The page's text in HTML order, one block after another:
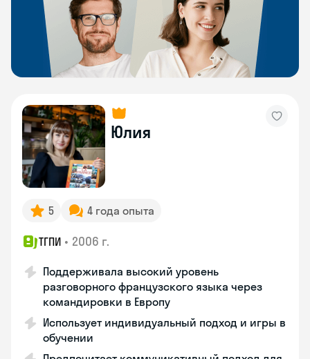
Юлия
5 4 года опыта
ТГПИ • 2006 г.
Поддерживала высокий уровень
разговорного французского языка через
командировки в Европу
Использует индивидуальный подход и игры в
обучении